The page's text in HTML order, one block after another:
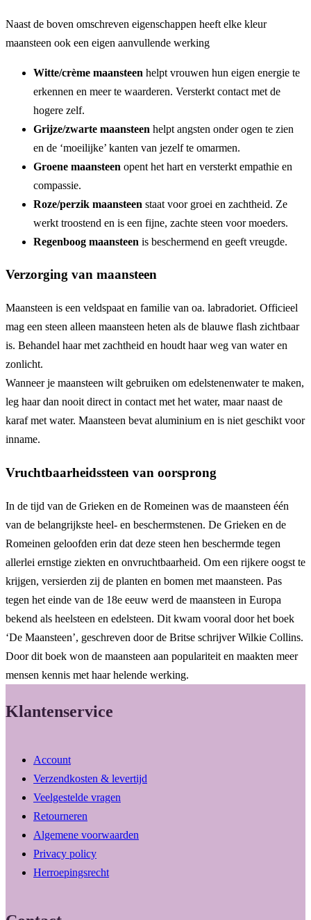
Naast de boven omschreven eigenschappen heeft elke kleur
maansteen ook een eigen aanvullende werking
Witte/crème maansteen helpt vrouwen hun eigen energie te
erkennen en meer te waarderen. Versterkt contact met de
hogere zelf.
Grijze/zwarte maansteen helpt angsten onder ogen te zien
en de ‘moeilijke’ kanten van jezelf te omarmen.
Groene maansteen opent het hart en versterkt empathie en
compassie.
Roze/perzik maansteen staat voor groei en zachtheid. Ze
werkt troostend en is een fijne, zachte steen voor moeders.
Regenboog maansteen is beschermend en geeft vreugde.
Verzorging van maansteen
Maansteen is een veldspaat en familie van oa. labradoriet. Officieel
mag een steen alleen maansteen heten als de blauwe flash zichtbaar
is. Behandel haar met zachtheid en houdt haar weg van water en
zonlicht.
Wanneer je maansteen wilt gebruiken om edelstenenwater te maken,
leg haar dan nooit direct in contact met het water, maar naast de
karaf met water. Maansteen bevat aluminium en is niet geschikt voor
inname.
Vruchtbaarheidssteen van oorsprong
In de tijd van de Grieken en de Romeinen was de maansteen één
van de belangrijkste heel- en beschermstenen. De Grieken en de
Romeinen geloofden erin dat deze steen hen beschermde tegen
allerlei ernstige ziekten en onvruchtbaarheid. Om een rijkere oogst te
krijgen, versierden zij de planten en bomen met maansteen. Pas
tegen het einde van de 18e eeuw werd de maansteen in Europa
bekend als heelsteen en edelsteen. Dit kwam vooral door het boek
‘De Maansteen’, geschreven door de Britse schrijver Wilkie Collins.
Door dit boek won de maansteen aan populariteit en maakten meer
mensen kennis met haar helende werking.
Klantenservice
Account
Verzendkosten & levertijd
Veelgestelde vragen
Retourneren
Algemene voorwaarden
Privacy policy
Herroepingsrecht